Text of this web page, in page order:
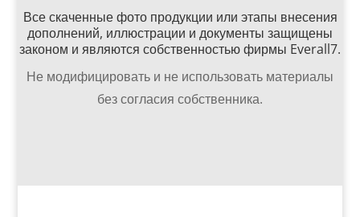
Все скаченные фото продукции или этапы внесения
дополнений, иллюстрации и документы защищены
законом и являются собственностью фирмы Everall7.
Не модифицировать и не использовать материалы
без согласия собственника.